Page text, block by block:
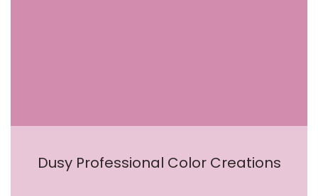
Dusy Professional Color Creations